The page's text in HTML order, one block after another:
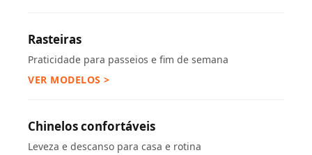
Rasteiras
Praticidade para passeios e fim de semana
VER MODELOS >
Chinelos confortáveis
Leveza e descanso para casa e rotina